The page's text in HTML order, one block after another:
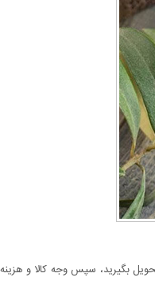
بگیرید، سپس وجه کالا و هزینه